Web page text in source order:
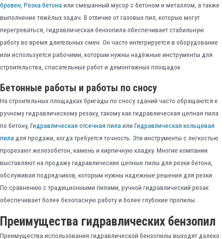
бревен Резка бетона или смешанный мусор с бетоном и металлом, а также
выполнение тяжёлых задач. В отличие от газовых пил, которые могут
перегреваться, гидравлическая бензопила обеспечивает стабильную
работу во время длительных смен. Он часто интегрируется в оборудование
или используется рабочими, которым нужны надёжные инструменты для
строительства, спасательных работ и демонтажных площадок.
Бетонные работы и работы по сносу
На строительных площадках бригады по сносу зданий часто обращаются к
ручному гидравлическому резаку, такому как гидравлическая цепная пила
по бетону, Гидравлическая отсечная пила или Гидравлическая кольцевая
пила для продажи, когда требуется точность. Эти инструменты с легкостью
прорезают железобетон, камень и кирпичную кладку. Многие компании
выставляют на продажу гидравлические цепные пилы для резки бетона,
обслуживая подрядчиков, которым нужны надежные решения для резки.
По сравнению с традиционными пилами, ручной гидравлический резак
обеспечивает более безопасную работу и более глубокие пропилы.
Преимущества гидравлических бензопил
Преимущества использования гидравлической бензопилы выходят далеко